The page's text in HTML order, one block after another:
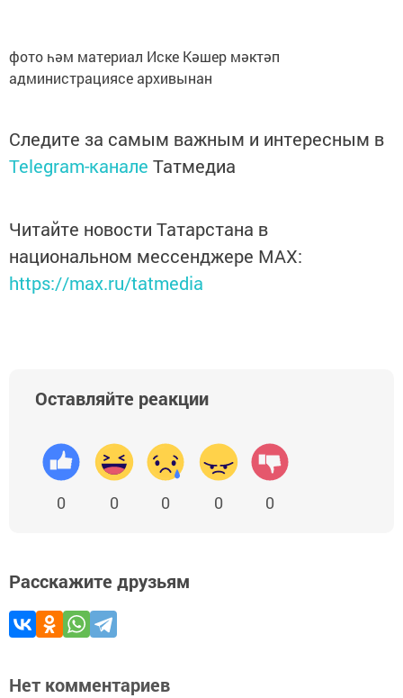
фото һәм материал Иске Кәшер мәктәп
администрациясе архивынан
Следите за самым важным и интересным в
Telegram-канале Татмедиа
Читайте новости Татарстана в
национальном мессенджере MАХ:
https://max.ru/tatmedia
Оставляйте реакции
0 0 0 0 0
Расскажите друзьям
Нет комментариев